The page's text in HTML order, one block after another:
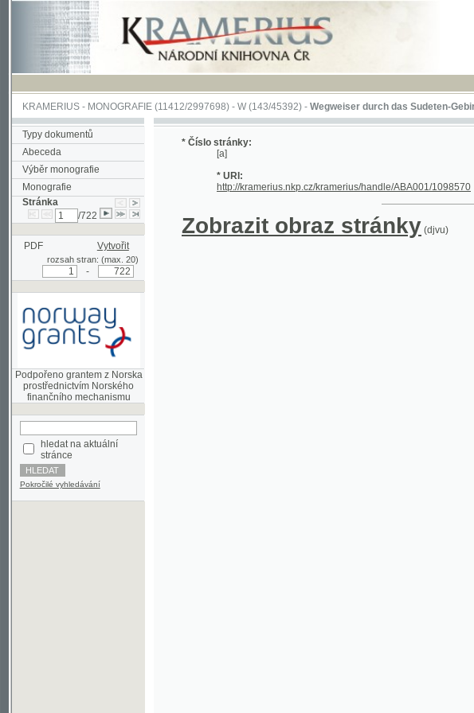
KRAMERIUS-MONOGRAFIE(11412/2997698) -W (143/45392)-Wegweiser durch das Sudeten-Gebirge(1/722)
Typy dokumentů
Abeceda
Výběr monografie
Monografie
Stránka
/722
PDF Vytvořit
rozsah stran: (max. 20)
Podpořeno grantem z Norska
prostřednictvím Norského
hledat na aktuální
stránce
Pokročilé vyhledávání
* Číslo stránky:
[a]
* URI:
http://kramerius.nkp.cz/kramerius/handle/ABA001/1098570
Zobrazit obraz stránky